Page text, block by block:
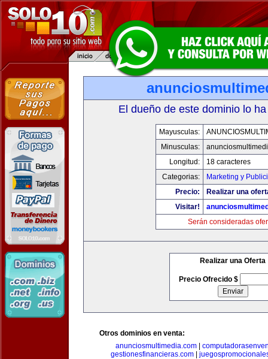
El dueño de este dominio lo
Mayusculas:
Minusculas:
Longitud:
18 caracteres
Categorias:
Marketing y
Precio:
Realizar una
Visitar!
Serán consideradas
Realizar una Oferta
Precio Ofrecido $
Otros dominios en venta:
anunciosmultimedia.com
gestionesfinancieras.com